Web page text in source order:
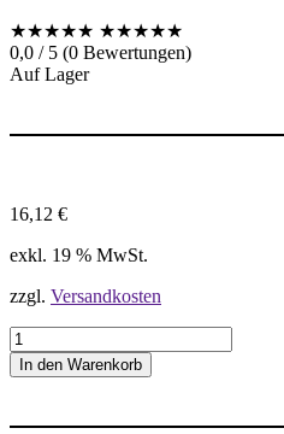
★★★★★ ★★★★★
0,0 / 5 (0 Bewertungen)
Auf Lager
16,12 €
exkl. 19 % MwSt.
zzgl. Versandkosten
1
6
E
3
In den Warenkorb